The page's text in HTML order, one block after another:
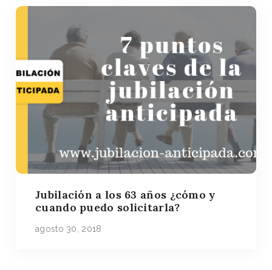
Jubilación a los 63 años ¿cómo y
cuando puedo solicitarla?
agosto 30, 2018